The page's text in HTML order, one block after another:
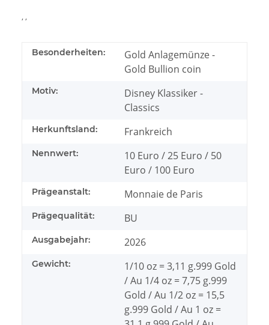
, ,
Besonderheiten:
Gold Anlagemünze -
Gold Bullion coin
Motiv:
Disney Klassiker -
Classics
Herkunftsland: Frankreich
Nennwert:
10 Euro / 25 Euro / 50
Euro / 100 Euro
Prägeanstalt: Monnaie de Paris
Prägequalität: BU
Ausgabejahr: 2026
Gewicht:
1/10 oz = 3,11 g.999 Gold
/ Au 1/4 oz = 7,75 g.999
Gold / Au 1/2 oz = 15,5
g.999 Gold / Au 1 oz =